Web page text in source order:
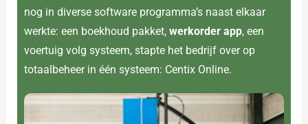
nog in diverse software programma’s naast elkaar
werkte: een boekhoud pakket,werkorder app, een
voertuig volg systeem, stapte het bedrijf over op
totaalbeheer in één systeem: Centix Online.